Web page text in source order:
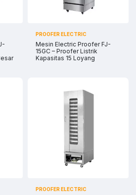
PROOFER ELECTRIC
Mesin Electric Proofer FJ-
15GC – Proofer Listrik
Kapasitas 15 Loyang
PROOFER ELECTRIC
WhatsApp.